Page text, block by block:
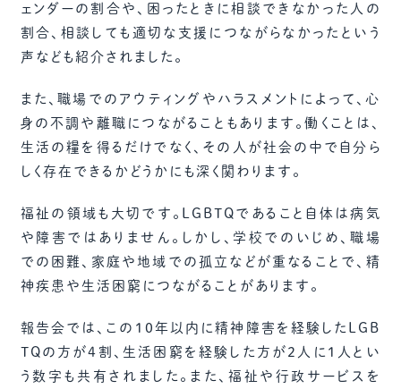
ェンダーの割合や、困ったときに相談できなかった人の
割合、相談しても適切な支援につながらなかったという
声なども紹介されました。
また、職場でのアウティングやハラスメントによって、心
身の不調や離職につながることもあります。働くことは、
生活の糧を得るだけでなく、その人が社会の中で自分ら
しく存在できるかどうかにも深く関わります。
福祉の領域も大切です。LGBTQであること自体は病気
や障害ではありません。しかし、学校でのいじめ、職場
での困難、家庭や地域での孤立などが重なることで、精
神疾患や生活困窮につながることがあります。
報告会では、この10年以内に精神障害を経験したLGB
TQの方が4割、生活困窮を経験した方が2人に1人とい
う数字も共有されました。また、福祉や行政サービスを